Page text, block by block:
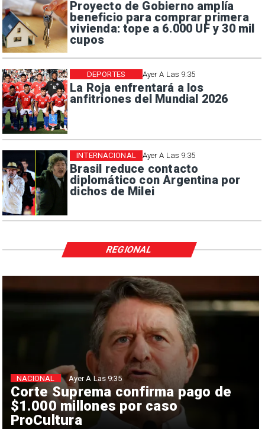
Proyecto de Gobierno amplía
beneficio para comprar primera
vivienda: tope a 6.000 UF y 30 mil
cupos
Ayer A Las 9:35
La Roja enfrentará a los
anfitriones del Mundial 2026
DEPORTES
Ayer A Las 9:35
Brasil reduce contacto
diplomático con Argentina por
dichos de Milei
INTERNACIONAL
Corte Suprema confirma pago de
$1.000 millones por caso
ProCultura
NACIONAL Ayer A Las 9:35
REGIONAL